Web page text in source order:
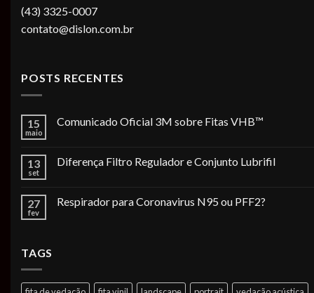
(43) 3325-0007
contato@dislon.com.br
POSTS RECENTES
15
maio
Comunicado Oficial 3M sobre Fitas VHB™
13
set
Diferença Filtro Regulador e Conjunto Lubrifil
27
fev
Respirador para Coronavirus N95 ou PFF2?
TAGS